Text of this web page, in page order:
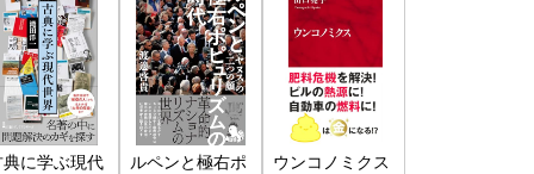
典に学ぶ現代
ルペンと極右ポ
ウンコノミクス